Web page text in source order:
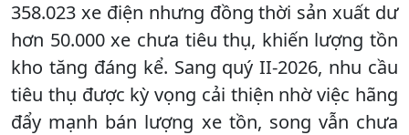
358.023 xe điện nhưng đồng thời sản xuất dư
hơn 50.000 xe chưa tiêu thụ, khiến lượng tồn
kho tăng đáng kể. Sang quý II-2026, nhu cầu
tiêu thụ được kỳ vọng cải thiện nhờ việc hãng
đẩy mạnh bán lượng xe tồn, song vẫn chưa